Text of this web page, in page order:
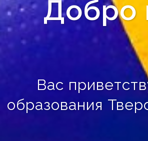
Добро
Вас
образования